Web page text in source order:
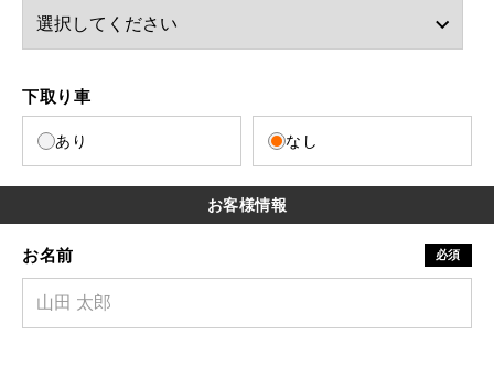
下取り車
あり なし
お客様情報
お名前 必須